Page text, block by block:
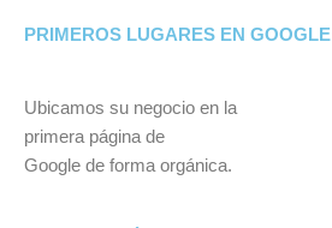
PRIMEROS LUGARES EN GOOGLE
Ubicamos su negocio en la
primera página de
Google de forma orgánica.